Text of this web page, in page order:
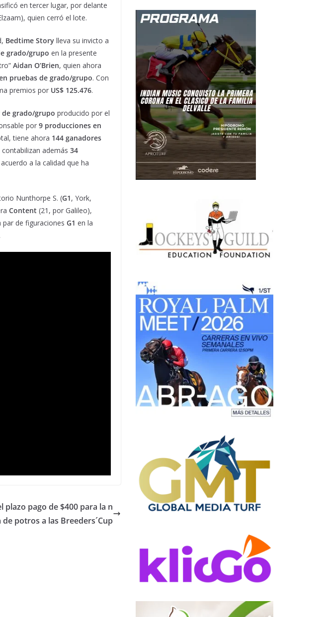
en tercer lugar, por delante
quien cerró el lote.
Bedtime Story lleva su invicto a
grado/grupo en la presente
Aidan O’Brien, quien ahora
pruebas de grado/grupo. Con
premios por US$ 125.476.
de grado/grupo producido por el
por 9 producciones en
tiene ahora 144 ganadores
además 34
a la calidad que ha
Nunthorpe S. (G1, York,
Content (21, por Galileo),
de figuraciones G1 en la
plazo pago de $400 para la n
potros a las Breeders´Cup